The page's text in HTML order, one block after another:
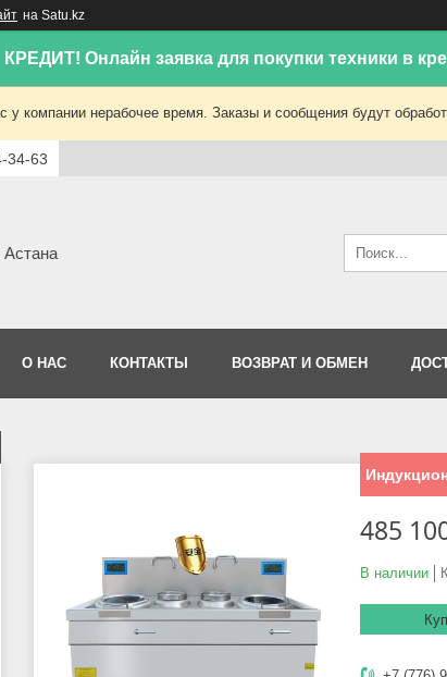
на Satu.kz
КРЕДИТ! Онлайн заявка для покупки техники в
у компании нерабочее время. Заказы и сообщения будут
34-63
О НАС КОНТАКТЫ ВОЗВРАТ И ОБМЕН
485
В наличии